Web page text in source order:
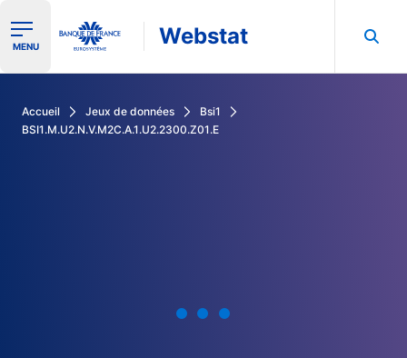
Ouvrir le menu de navigation
MENU Webstat
Accueil Jeux de données
Bsi1
BSI1.M.U2.N.V.M2C.A.1.U2.2300.Z01.E